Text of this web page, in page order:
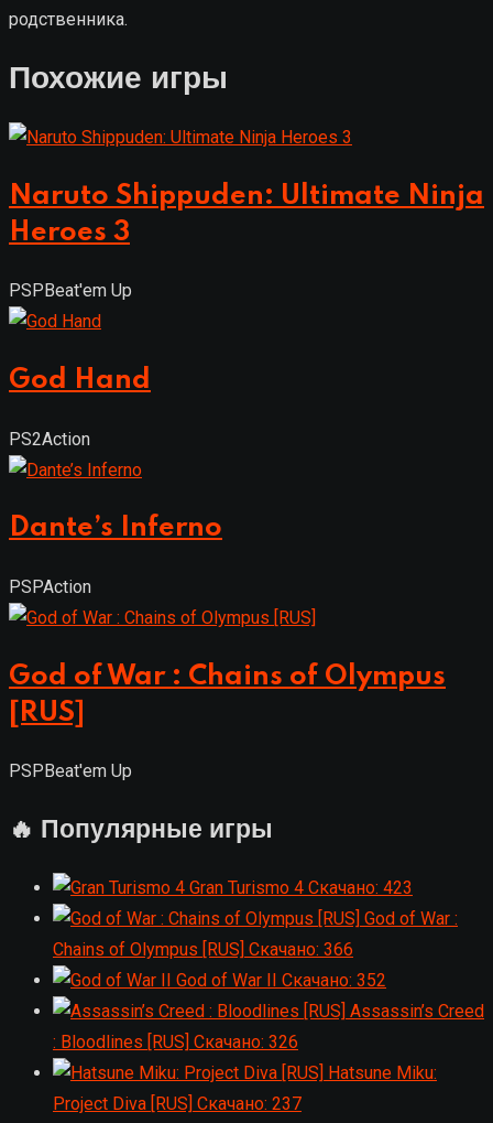
родственника.
Похожие игры
Naruto Shippuden: Ultimate Ninja
Heroes 3
PSP Beat'em Up
God Hand
PS2Action
Dante’s Inferno
PSPAction
God of War : Chains of Olympus
[RUS]
PSPBeat'em Up
🔥 Популярные игры
Gran Turismo 4 Скачано: 423
God of War :
Chains of Olympus [RUS] Скачано: 366
God of War II
Скачано: 352
Assassin’s Creed
: Bloodlines [RUS] Скачано: 326
Hatsune Miku:
Project Diva [RUS] Скачано: 237